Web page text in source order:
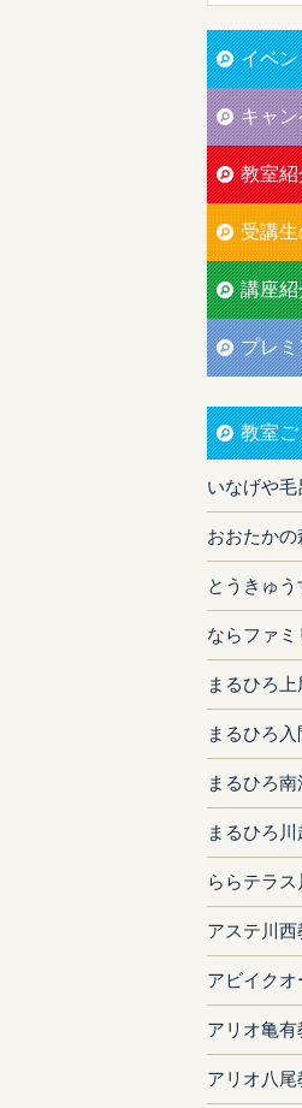
イベ
キャ
教室紹
受講
講座紹
プレ
教室
いなげや毛
おおたかの
とうきゅ
ならファミ
まるひろ
まるひろ
まるひろ
まるひろ
ららテラ
アステ川西
アビイク
アリオ亀有
アリオ八尾